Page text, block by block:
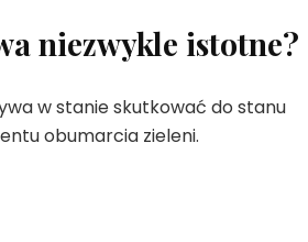
niezwykle istotne?
w stanie skutkować do stanu
obumarcia zieleni.